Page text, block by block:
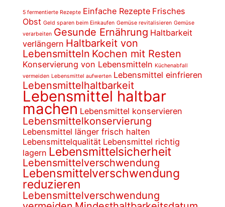
5 fermentierte Rezepte Einfache Rezepte Frisches
Obst Geld sparen beim Einkaufen Gemüse revitalisieren Gemüse
verarbeiten Gesunde Ernährung Haltbarkeit
verlängern Haltbarkeit von
Lebensmitteln Kochen mit Resten
Konservierung von Lebensmitteln Küchenabfall
vermeiden Lebensmittel aufwerten Lebensmittel einfrieren
Lebensmittelhaltbarkeit
Lebensmittel haltbar
machen Lebensmittel konservieren
Lebensmittelkonservierung
Lebensmittel länger frisch halten
Lebensmittelqualität Lebensmittel richtig
lagern Lebensmittelsicherheit
Lebensmittelverschwendung
Lebensmittelverschwendung
reduzieren
Lebensmittelverschwendung